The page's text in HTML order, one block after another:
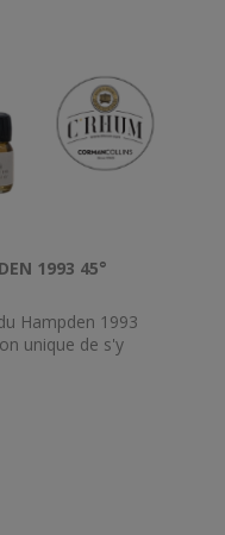
1993 45°
Hampden 1993
unique de s'y